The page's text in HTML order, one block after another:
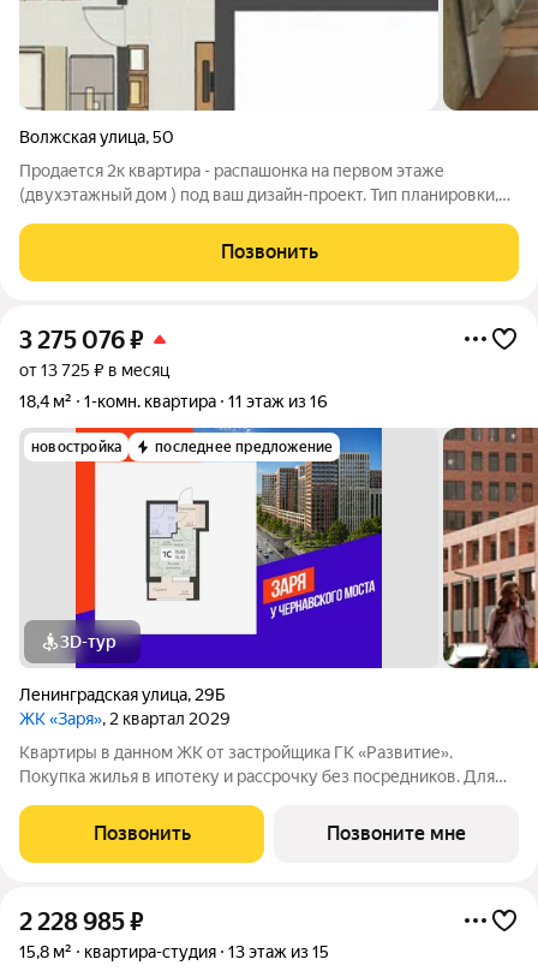
Волжская улица,50
Продается 2к квартира - распашонка на первом этаже
(двухэтажный дом ) под ваш дизайн-проект. Тип планировки,
коридора. Хорошее естественное освещение окна выходят на
две стороны, что обеспечивает
Позвонить
3 275 076₽
от 13 725 ₽ в месяц
18,4 м²
1-комн. квартира 11 этаж из 16
новостройка последнее предложение
3D-тур
Ленинградская улица, 29Б
ЖК «Заря», 2 квартал 2029
Квартиры в данном ЖК от застройщика ГК «Развитие».
Покупка жилья в ипотеку и рассрочку без посредников. Для
обращайтесь в отдел продаж застройщика.
Позвонить Позвоните мне
2 228 985₽
15,8 м² квартира-студия 13 этаж из 15